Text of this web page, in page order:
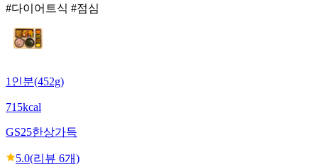
#다이어트식 #점심
1인분(452g)
715kcal
GS25한상가득
5.0(리뷰 6개)